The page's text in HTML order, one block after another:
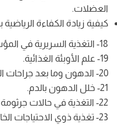
العضلات.
كيفية زيادة الكفاءة الرياضية
18- التغذية السريرية في المؤسسات العلاجية.
19- علم الأوبئة الغذائية.
20- الدهون وما بعد جراحات السمنة.
21- خلل الدهون بالدم.
22- التغذية في حالات جرثومة المعدة.
23- تغذية ذوي الاحتياجات الخاصة.